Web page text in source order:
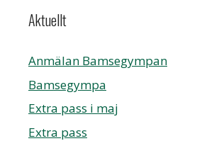
Aktuellt
Anmälan Bamsegympan
Bamsegympa
Extra pass i maj
Extra pass